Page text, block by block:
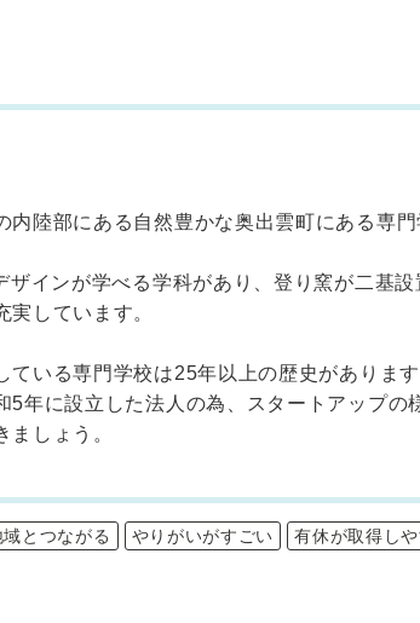
内陸部にある自然豊かな奥出雲町にある専
ザインが学べる学科があり、登り窯が二基
実しています。
ている専門学校は25年以上の歴史がありま
5年に設立した法人の為、スタートアップの
ましょう。
域とつながる やりがいがすごい 有休が取得し